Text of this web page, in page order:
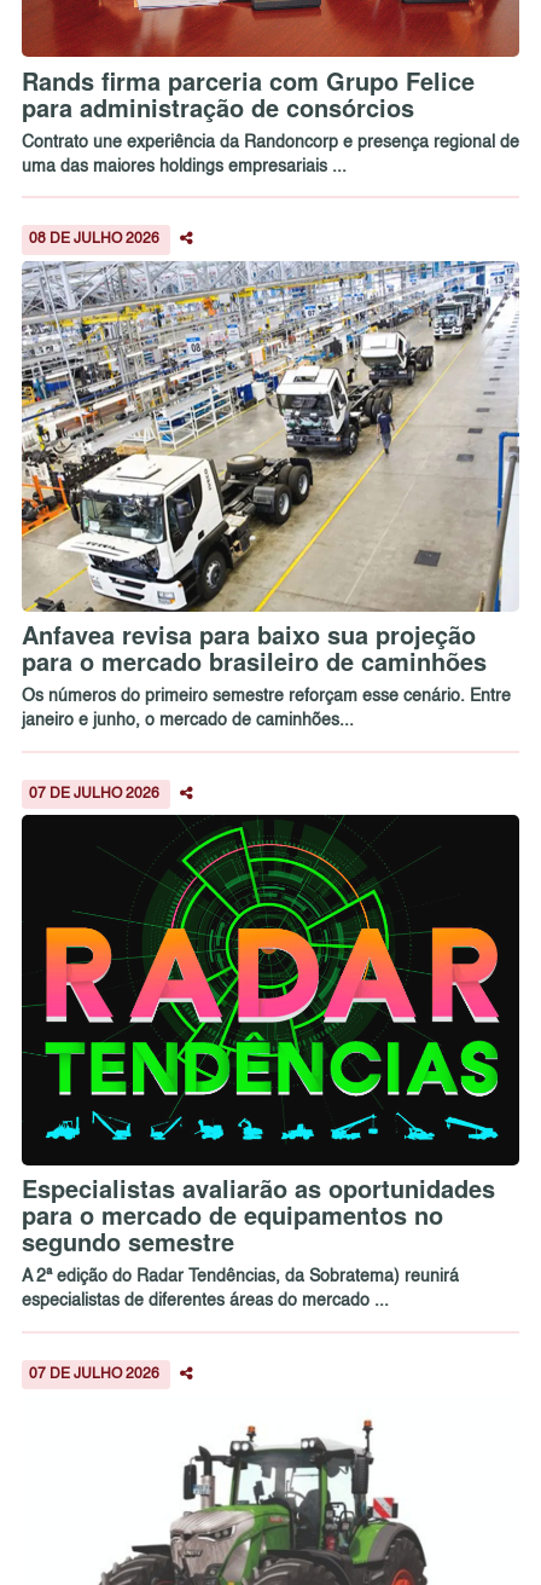
Rands firma parceria com Grupo Felice
para administração de consórcios
Contrato une experiência da Randoncorp e presença regional de
uma das maiores holdings empresariais ...
08 DE JULHO 2026
Anfavea revisa para baixo sua projeção
para o mercado brasileiro de caminhões
Os números do primeiro semestre reforçam esse cenário. Entre
janeiro e junho, o mercado de caminhões...
07 DE JULHO 2026
Especialistas avaliarão as oportunidades
para o mercado de equipamentos no
segundo semestre
A 2ª edição do Radar Tendências, da Sobratema) reunirá
especialistas de diferentes áreas do mercado ...
07 DE JULHO 2026